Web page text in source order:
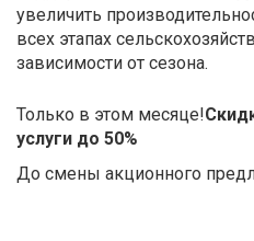
увеличить
всех этапах
зависимости от сезона.
Только в этом месяце!
услуги до 50%
До смены акционного